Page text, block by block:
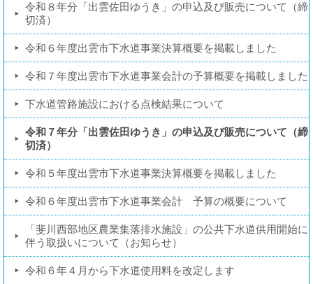
令和８年分「出雲佐田ゆうき」の申込及び販売について（締
切済）
令和６年度出雲市下水道事業決算概要を掲載しました
令和７年度出雲市下水道事業会計の予算概要を掲載しました
下水道管路施設における点検結果について
令和７年分「出雲佐田ゆうき」の申込及び販売について（締
切済）
令和５年度出雲市下水道事業決算概要を掲載しました
令和６年度出雲市下水道事業会計 予算の概要について
「斐川西部地区農業集落排水施設」の公共下水道供用開始に
伴う取扱いについて（お知らせ）
令和６年４月から下水道使用料を改定します